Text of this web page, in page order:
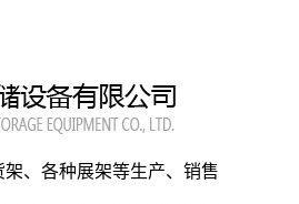
、各种展架等生产、销售